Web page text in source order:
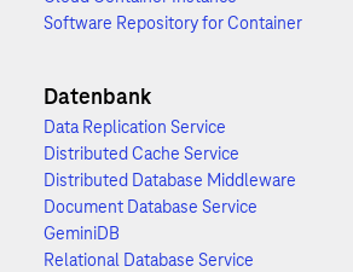
Software Repository for Container
Datenbank
Data Replication Service
Distributed Cache Service
Distributed Database Middleware
Document Database Service
GeminiDB
Relational Database Service